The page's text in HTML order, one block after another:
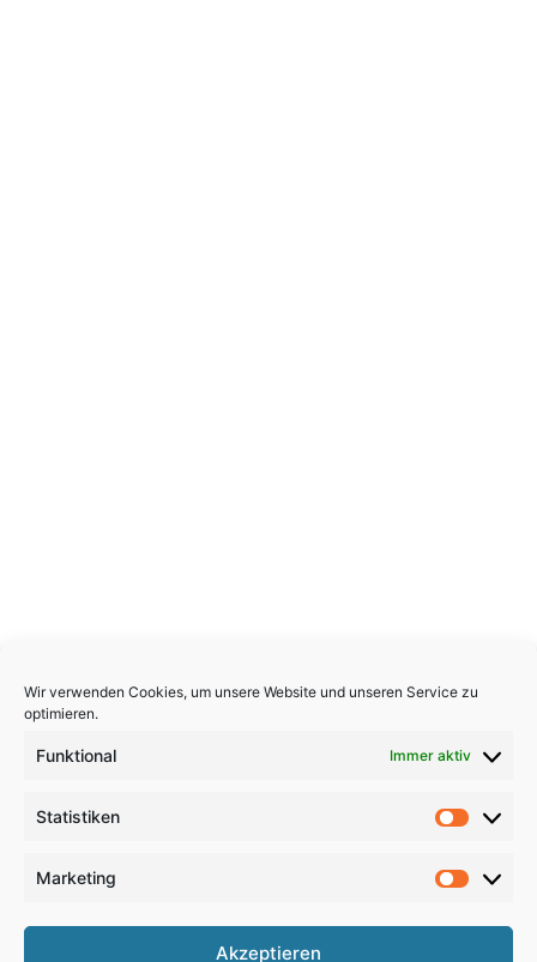
Wir verwenden Cookies, um unsere Website und unseren Service zu
optimieren.
Funktional Immer aktiv
Statistiken
Marketing
Akzeptieren